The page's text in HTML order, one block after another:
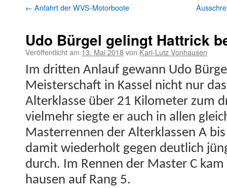
← Anfahrt der WVS-Motorboote
Udo Bürgel gelingt Hattrick
Veröffentlicht am 13. Mai 2018von Karl-Lutz Vonhausen
Im drit­ten Anlauf gewann Udo
Meis­ter­schaft in Kas­sel nicht nur
Alterk­lasse über 21 Kilo­me­ter zum
vielmehr siegte er auch in allen
Mas­ter­ren­nen der Alterk­lassen A
damit wieder­holt gegen deut­lich
durch. Im Ren­nen der Mas­ter C
hausen auf Rang 5.